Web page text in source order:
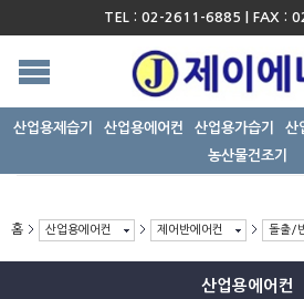
TEL : 02-2611-6885 | FAX :
산업용제습기 산업용에어컨 산업용가습기 산
농산물건조기
홈 산업용에어컨 제어반에어컨 돌출/
산업용에어컨